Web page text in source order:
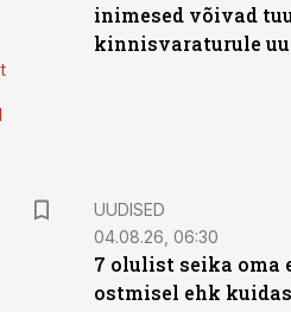
inimesed võivad
kinnisvaraturule
UUDISED
04.08.26, 06:30
7 olulist seika oma
ostmisel ehk